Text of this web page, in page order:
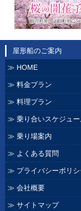
屋形船のご案内
HOME
料金プラン
料理プラン
乗り合いスケジュ
乗り場案内
よくある質問
プライバシーポリシ
会社概要
サイトマップ